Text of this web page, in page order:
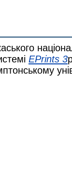
EPrints 3